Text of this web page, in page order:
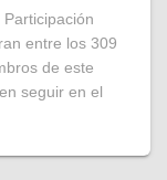
entre los 309
de este
seguir en el